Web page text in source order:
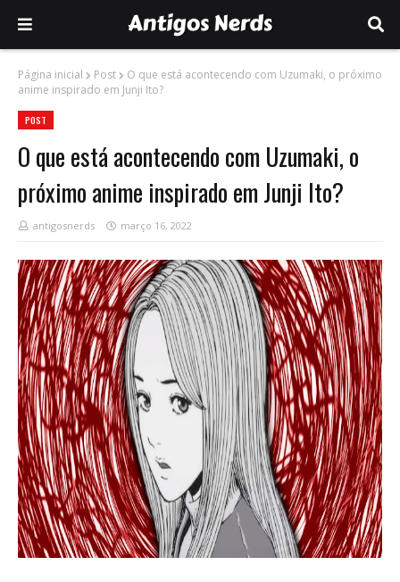
Página inicial Post
O que está acontecendo com Uzumaki, o próximo
anime inspirado em Junji Ito?
POST
O que está acontecendo com Uzumaki, o
próximo anime inspirado em Junji Ito?
antigosnerds março 16, 2022